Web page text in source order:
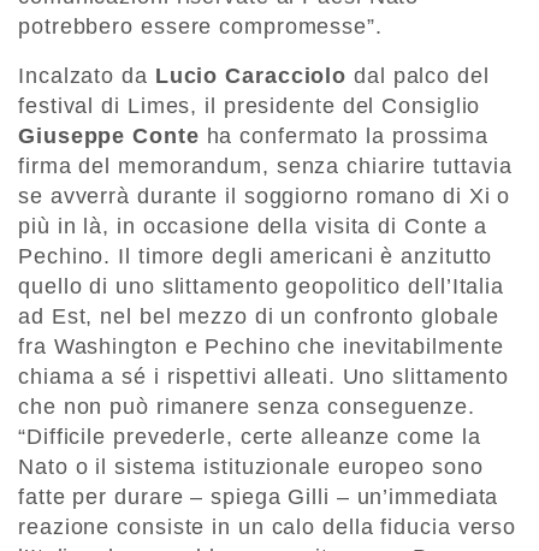
potrebbero essere compromesse”.
Incalzato da Lucio Caracciolo dal palco del
festival di Limes, il presidente del Consiglio
Giuseppe Conte ha confermato la prossima
firma del memorandum, senza chiarire tuttavia
se avverrà durante il soggiorno romano di Xi o
più in là, in occasione della visita di Conte a
Pechino. Il timore degli americani è anzitutto
quello di uno slittamento geopolitico dell’Italia
ad Est, nel bel mezzo di un confronto globale
fra Washington e Pechino che inevitabilmente
chiama a sé i rispettivi alleati. Uno slittamento
che non può rimanere senza conseguenze.
“Difficile prevederle, certe alleanze come la
Nato o il sistema istituzionale europeo sono
fatte per durare – spiega Gilli ­– un’immediata
reazione consiste in un calo della fiducia verso